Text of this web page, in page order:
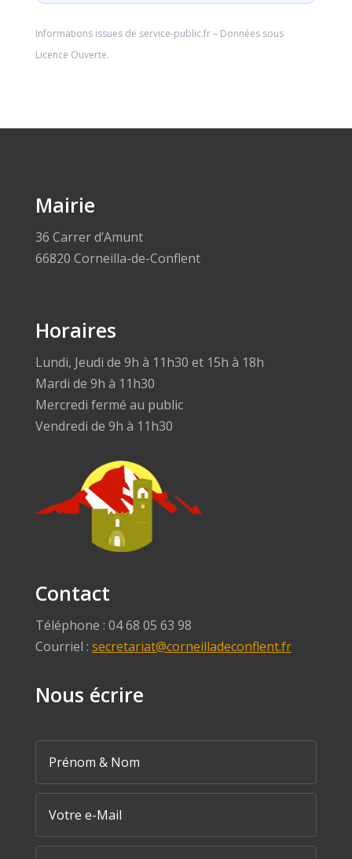
Informations issues de service-public.fr– Données sous
Licence Ouverte.
Mairie
36 Carrer d’Amunt
66820 Corneilla-de-Conflent
Horaires
Lundi, Jeudi de 9h à 11h30 et 15h à 18h
Mardi de 9h à 11h30
Mercredi fermé au public
Vendredi de 9h à 11h30
Contact
Téléphone : 04 68 05 63 98
Courriel : secretariat@corneilladeconflent.fr
Nous écrire